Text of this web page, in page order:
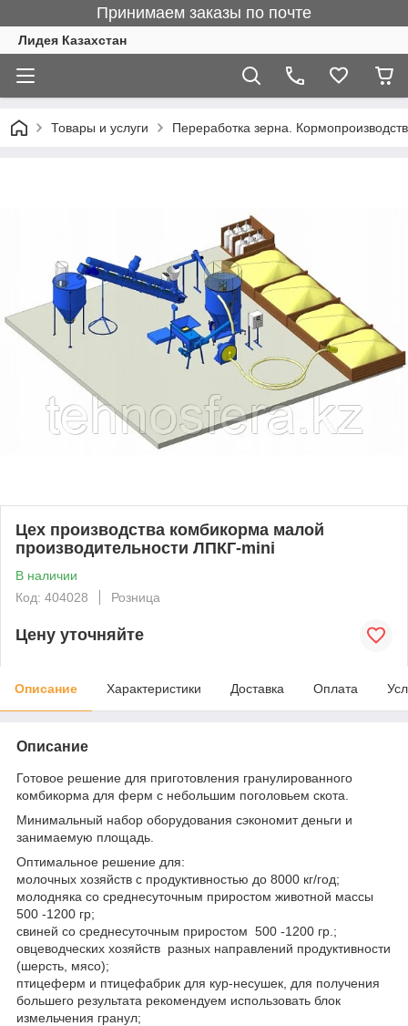
Принимаем заказы по почте
Лидея Казахстан
Товары и услуги Переработка зерна.
Цех производства комбикорма малой
производительности ЛПКГ-mini
В наличии
Код: 404028
Розница
Цену уточняйте
Описание Характеристики Доставка Оплата
Описание
Готовое решение для приготовления гранулированного
комбикорма для ферм с небольшим поголовьем скота.
Минимальный набор оборудования сэкономит деньги и
занимаемую площадь.
Оптимальное решение для:
молочных хозяйств с продуктивностью до 8000 кг/год;
молодняка со среднесуточным приростом животной массы
500 -1200 гр;
свиней со среднесуточным приростом 500 -1200 гр.;
овцеводческих хозяйств разных направлений продуктивности
(шерсть, мясо);
птицеферм и птицефабрик для кур-несушек, для получения
большего результата рекомендуем использовать блок
измельчения гранул;